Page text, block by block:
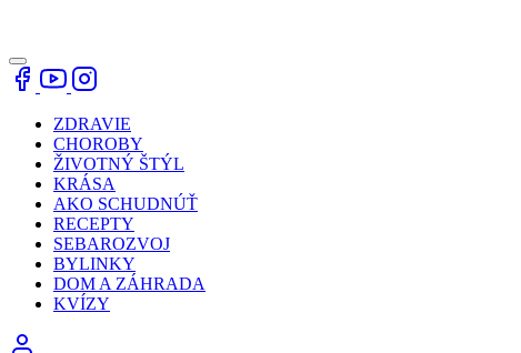
ZDRAVIE
CHOROBY
ŽIVOTNÝ ŠTÝL
KRÁSA
AKO SCHUDNÚŤ
RECEPTY
SEBAROZVOJ
BYLINKY
DOM A ZÁHRADA
KVÍZY